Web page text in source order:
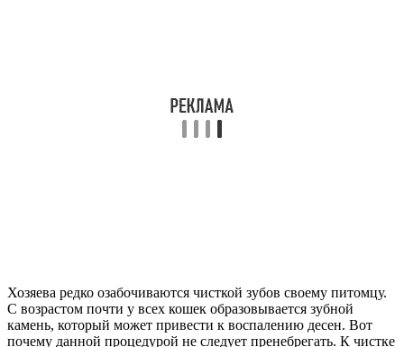
Хозяева редко озабочиваются чисткой зубов своему питомцу.
С возрастом почти у всех кошек образовывается зубной
камень, который может привести к воспалению десен. Вот
почему данной процедурой не следует пренебрегать. К чистке